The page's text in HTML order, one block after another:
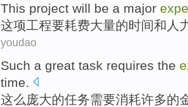
This project will be a major
这项工程要耗费大量的时间和 人
youdao
Such a great task requires the
time
这么 庞大的任务需要消耗许多的